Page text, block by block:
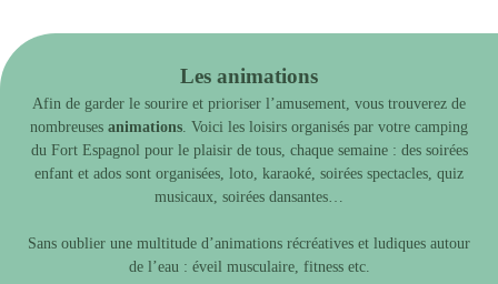
Les animations
Afin de garder le sourire et prioriser l’amusement, vous trouverez de
nombreuses animations . Voici les loisirs organisés par votre camping
du Fort Espagnol pour le plaisir de tous, chaque semaine : des soirées
enfant et ados sont organisées, loto, karaoké, soirées spectacles, quiz
musicaux, soirées dansantes…
Sans oublier une multitude d’animations récréatives et ludiques autour
de l’eau : éveil musculaire, fitness etc.